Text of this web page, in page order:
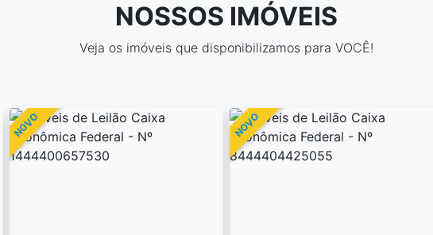
NOSSOS IMÓVEIS
Veja os imóveis que disponibilizamos para VOCÊ!
NOVO NOVO